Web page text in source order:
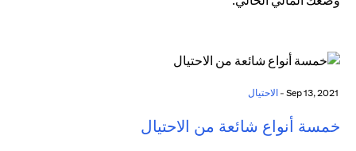
الاحتيال
خمسة أنواع شائعة من الاحتيال